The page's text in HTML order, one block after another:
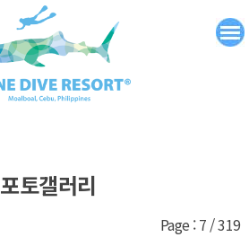
포토갤러리
Page : 7 / 319